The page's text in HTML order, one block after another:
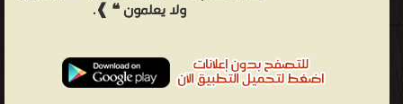
ولا يعلمون ❝ ❱.